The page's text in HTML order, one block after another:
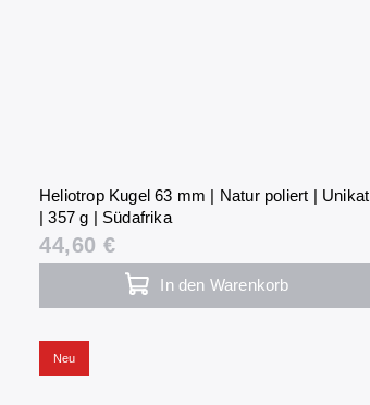
Heliotrop Kugel 63 mm | Natur poliert | Unikat
| 357 g | Südafrika
44,60 €
In den Warenkorb
Neu